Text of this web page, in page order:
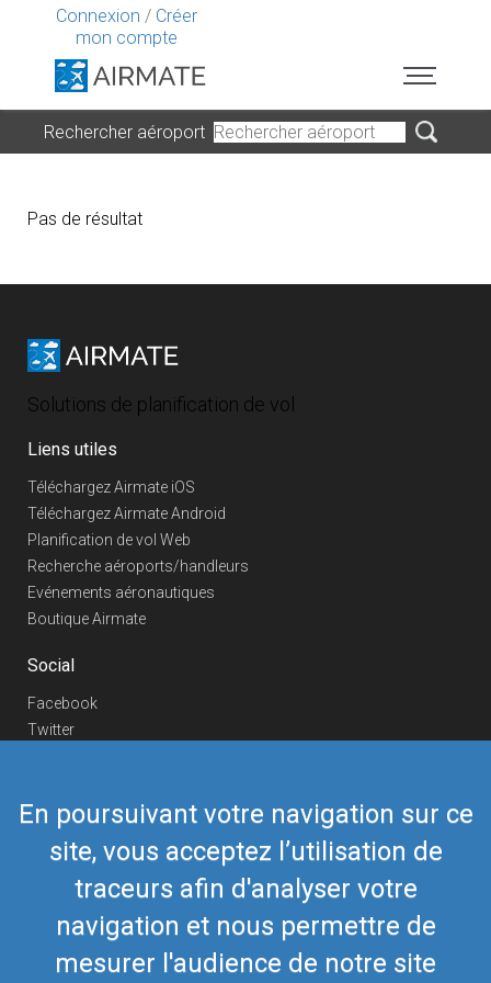
Connexion / Créer
mon compte
En poursuivant votre navigation sur ce
site, vous acceptez l’utilisation de
traceurs afin d'analyser votre
navigation et nous permettre de
mesurer l'audience de notre site
Rechercher aéroport
Pas de résultat
Solutions de planification de vol
Liens utiles
Téléchargez Airmate iOS
Téléchargez Airmate Android
Planification de vol Web
Recherche aéroports/handleurs
Evénements aéronautiques
Boutique Airmate
Social
Facebook
Twitter
Telegram
Nous contacter
Téléphone Europe +352 26441835
Téléphone US/Canada
418-592-8862
airmate@airmate.aero
(c) Myriel Aviation SA